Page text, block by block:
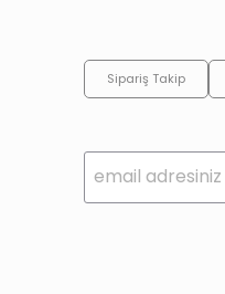
Sipariş Takip